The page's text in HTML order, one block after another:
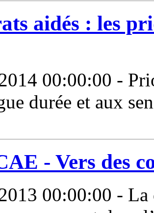
aidés : les
00:00:00 -
durée et aux
- Vers des
00:00:00 - La